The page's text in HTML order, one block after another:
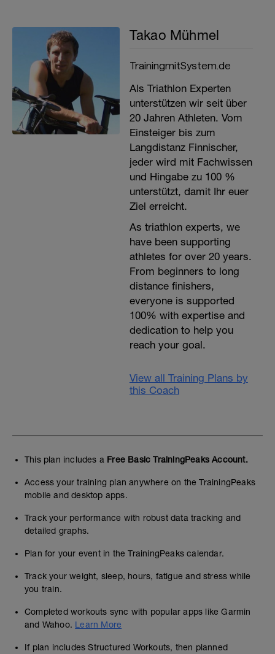
Takao Mühmel
TrainingmitSystem.de
Als Triathlon Experten
unterstützen wir seit über
20 Jahren Athleten. Vom
Einsteiger bis zum
Langdistanz Finnischer,
jeder wird mit Fachwissen
und Hingabe zu 100 %
unterstützt, damit Ihr euer
Ziel erreicht.
As triathlon experts, we
have been supporting
athletes for over 20 years.
From beginners to long
distance finishers,
everyone is supported
100% with expertise and
dedication to help you
reach your goal.
View all Training Plans by
this Coach
This plan includes a Free Basic TrainingPeaks Account.
Access your training plan anywhere on the TrainingPeaks
mobile and desktop apps.
Track your performance with robust data tracking and
detailed graphs.
Plan for your event in the TrainingPeaks calendar.
Track your weight, sleep, hours, fatigue and stress while
you train.
Completed workouts sync with popular apps like Garmin
and Wahoo. Learn More
If plan includes Structured Workouts, then planned